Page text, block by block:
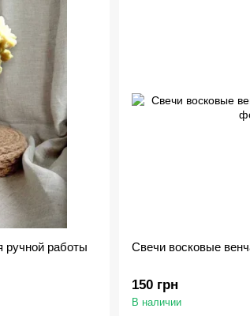
ручной работы
Свечи восковые
150 грн
В наличии